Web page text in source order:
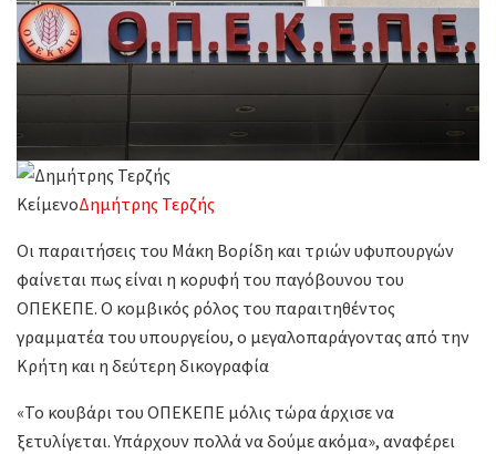
ΚείμενοΔημήτρης Τερζής
Οι παραιτήσεις του Μάκη Βορίδη και τριών υφυπουργών
φαίνεται πως είναι η κορυφή του παγόβουνου του
ΟΠΕΚΕΠΕ. Ο κομβικός ρόλος του παραιτηθέντος
γραμματέα του υπουργείου, ο μεγαλοπαράγοντας από την
Κρήτη και η δεύτερη δικογραφία
«Το κουβάρι του ΟΠΕΚΕΠΕ μόλις τώρα άρχισε να
ξετυλίγεται. Υπάρχουν πολλά να δούμε ακόμα», αναφέρει